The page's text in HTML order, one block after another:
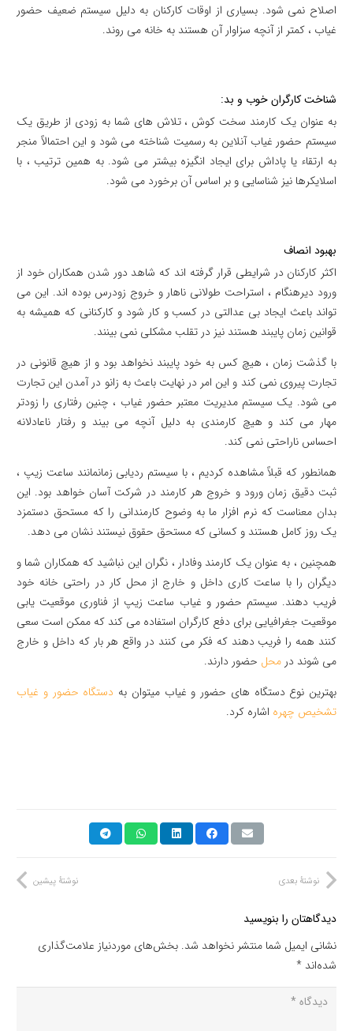
اصلاح نمی شود. بسیاری از اوقات کارکنان به دلیل سیستم ضعیف حضور
غیاب ، کمتر از آنچه سزاوار آن هستند به خانه می روند.
شناخت کارگران خوب و بد:
به عنوان یک کارمند سخت کوش ، تلاش های شما به زودی از طریق یک
سیستم حضور غیاب آنلاین به رسمیت شناخته می شود و این احتمالاً منجر
به ارتقاء یا پاداش برای ایجاد انگیزه بیشتر می شود.به همین ترتیب ، با
اسلایکرها نیز شناسایی و بر اساس آن برخورد می شود.
بهبود انصاف
اکثر کارکنان در شرایطی قرار گرفته اند که شاهد دور شدن همکاران خود از
ورود دیرهنگام ، استراحت طولانی ناهار و خروج زودرس بوده اند. این می
تواند باعث ایجاد بی عدالتی در کسب و کار شود و کارکنانی که همیشه به
قوانین زمان پایبند هستند نیز در تقلب مشکلی نمی بینند.
با گذشت زمان ، هیچ کس به خود پایبند نخواهد بود و از هیچ قانونی در
تجارت پیروی نمی کند و این امر در نهایت باعث به زانو در آمدن این تجارت
می شود. یک سیستم مدیریت معتبر حضور غیاب ، چنین رفتاری را زودتر
مهار می کند و هیچ کارمندی به دلیل آنچه می بیند و رفتار ناعادلانه
احساس ناراحتی نمی کند.
همانطور که قبلاً مشاهده کردیم ، با سیستم ردیابی زمانمانند ساعت زیپ ،
ثبت دقیق زمان ورود و خروج هر کارمند در شرکت آسان خواهد بود. این
بدان معناست که نرم افزار ما به وضوح کارمندانی را که مستحق دستمزد
یک روز کامل هستند و کسانی که مستحق حقوق نیستند نشان می دهد.
همچنین ، به عنوان یک کارمند وفادار ، نگران این نباشید که همکاران شما و
دیگران را با ساعت کاری داخل و خارج از محل کار در راحتی خانه خود
فریب دهند. سیستم حضور و غیاب ساعت زیپ از فناوری موقعیت یابی
موقعیت جغرافیایی برای دفع کارگران استفاده می کند که ممکن است سعی
کنند همه را فریب دهند که فکر می کنند در واقع هر بار که داخل و خارج
می شوند در محل حضور دارند.
بهترین نوع دستگاه های حضور و غیاب میتوان به دستگاه حضور و غیاب
تشخیص چهره اشاره کرد.
نوشتهٔ پیشین نوشتهٔ بعدی
دیدگاهتان را بنویسید
نشانی ایمیل شما منتشر نخواهد شد. بخش‌های موردنیاز علامت‌گذاری
شده‌اند *